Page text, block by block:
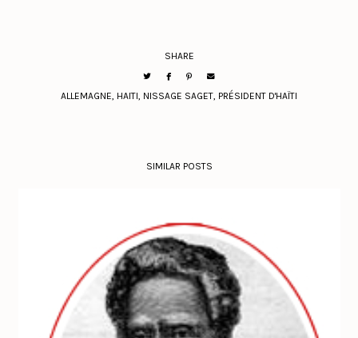
SHARE
ALLEMAGNE, HAITI, NISSAGE SAGET, PRÉSIDENT D'HAÏTI
SIMILAR POSTS